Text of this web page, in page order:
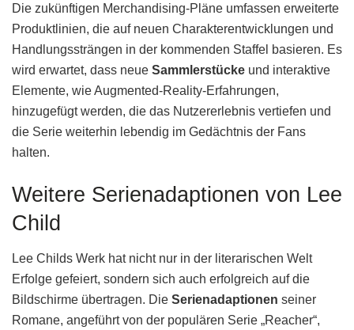
Die zukünftigen Merchandising-Pläne umfassen erweiterte
Produktlinien, die auf neuen Charakterentwicklungen und
Handlungssträngen in der kommenden Staffel basieren. Es
wird erwartet, dass neue Sammlerstücke und interaktive
Elemente, wie Augmented-Reality-Erfahrungen,
hinzugefügt werden, die das Nutzererlebnis vertiefen und
die Serie weiterhin lebendig im Gedächtnis der Fans
halten.
Weitere Serienadaptionen von Lee
Child
Lee Childs Werk hat nicht nur in der literarischen Welt
Erfolge gefeiert, sondern sich auch erfolgreich auf die
Bildschirme übertragen. Die Serienadaptionen seiner
Romane, angeführt von der populären Serie „Reacher“,